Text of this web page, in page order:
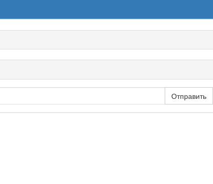
Отправить